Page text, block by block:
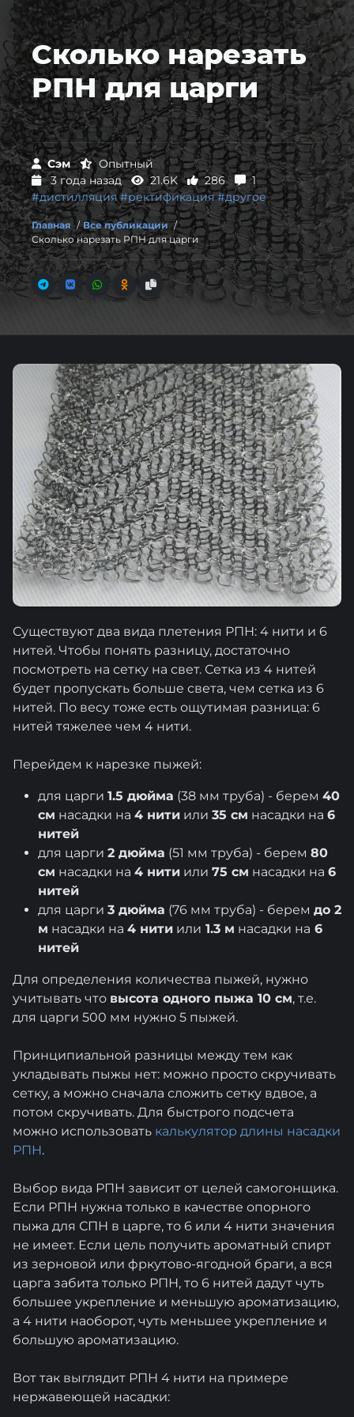
Сколько нарезать
РПН для царги
Сэм
Опытный
3 года назад
21.6K 286
1
#дистилляция #ректификация #другое
Главная / Все публикации /
Сколько нарезать РПН для царги
Существуют два вида плетения РПН: 4 нити и 6
нитей. Чтобы понять разницу, достаточно
посмотреть на сетку на свет. Сетка из 4 нитей
будет пропускать больше света, чем сетка из 6
нитей. По весу тоже есть ощутимая разница: 6
нитей тяжелее чем 4 нити.
Перейдем к нарезке пыжей:
для царги 1.5 дюйма (38 мм труба) - берем 40
см насадки на 4 нити или 35 см насадки на 6
нитей
для царги 2 дюйма (51 мм труба) - берем 80
см насадки на 4 нити или 75 см насадки на 6
нитей
для царги 3 дюйма (76 мм труба) - берем до 2
м насадки на 4 нити или 1.3 м насадки на 6
нитей
Для определения количества пыжей, нужно
учитывать что высота одного пыжа 10 см, т.е.
для царги 500 мм нужно 5 пыжей.
Принципиальной разницы между тем как
укладывать пыжы нет: можно просто скручивать
сетку, а можно сначала сложить сетку вдвое, а
потом скручивать. Для быстрого подсчета
можно использовать калькулятор длины насадки
РПН.
Выбор вида РПН зависит от целей самогонщика.
Если РПН нужна только в качестве опорного
пыжа для СПН в царге, то 6 или 4 нити значения
не имеет. Если цель получить ароматный спирт
из зерновой или фркутово-ягодной браги, а вся
царга забита только РПН, то 6 нитей дадут чуть
большее укрепление и меньшую ароматизацию,
а 4 нити наоборот, чуть меньшее укрепление и
большую ароматизацию.
Вот так выглядит РПН 4 нити на примере
нержавеющей насадки: